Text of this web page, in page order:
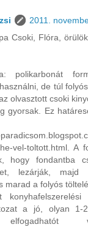
2011.
Csoki, Flóra,
polikarbonát
de túl
olvasztott csoki
gyorsak. Ez
vel-toltott.html. A
hogy fondantba
lezárják,
marad a folyós
a jó, olyan